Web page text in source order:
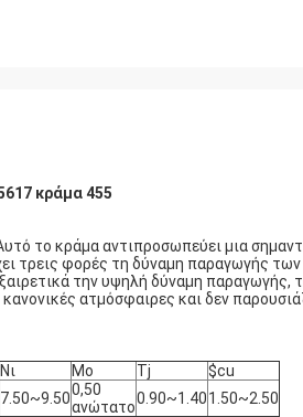
κράμα 455
το κράμα αντιπροσωπεύει μια
τρεις φορές τη δύναμη παραγωγής
την υψηλή δύναμη παραγωγής,
ατμόσφαιρες και δεν
Νι Mo Tj
$cu
7.50~9.500,50
ανώτατο0.90~1.401.50~2.50